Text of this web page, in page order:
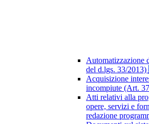
Automatizzazione
del d.lgs. 33/2013)
Acquisizione
incompiute (Art.
Atti relativi alla
opere, servizi e
redazione